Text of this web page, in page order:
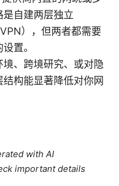
自建两层独立
），但两者都需要
置。
、跨境研究、或对隐
构能显著降低对你网
with AI
important details